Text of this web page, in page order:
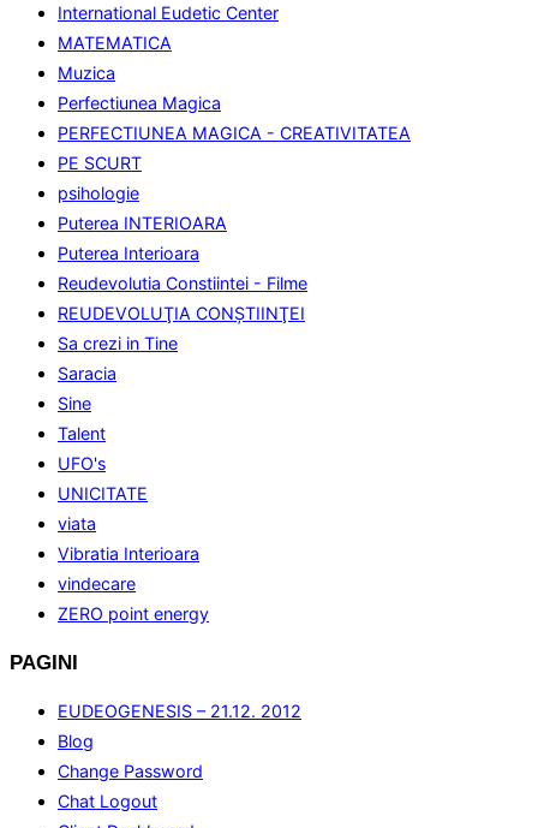
International Eudetic Center
MATEMATICA
Muzica
Perfectiunea Magica
PERFECTIUNEA MAGICA - CREATIVITATEA
PE SCURT
psihologie
Puterea INTERIOARA
Puterea Interioara
Reudevolutia Constiintei - Filme
REUDEVOLUŢIA CONŞTIINŢEI
Sa crezi in Tine
Saracia
Sine
Talent
UFO's
UNICITATE
viata
Vibratia Interioara
vindecare
ZERO point energy
PAGINI
EUDEOGENESIS – 21.12. 2012
Blog
Change Password
Chat Logout